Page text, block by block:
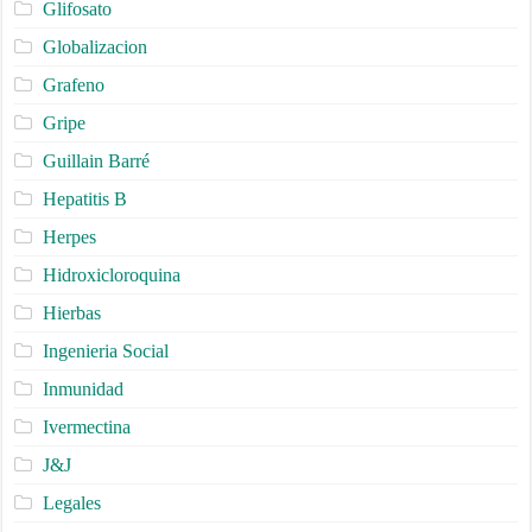
Glifosato
Globalizacion
Grafeno
Gripe
Guillain Barré
Hepatitis B
Herpes
Hidroxicloroquina
Hierbas
Ingenieria Social
Inmunidad
Ivermectina
J&J
Legales